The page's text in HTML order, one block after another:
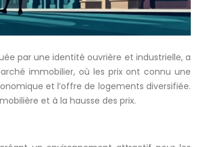
par une identité ouvrière et industrielle, a
immobilier, où les prix ont connu une
et l’offre de logements diversifiée.
et à la hausse des prix.